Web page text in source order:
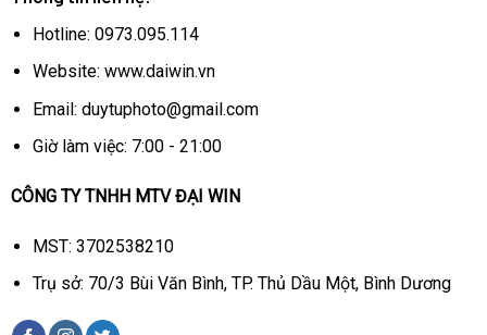
Hotline: 0973.095.114
Website: www.daiwin.vn
Email: duytuphoto@gmail.com
Giờ làm việc: 7:00 - 21:00
CÔNG TY TNHH MTV ĐẠI WIN
MST: 3702538210
Trụ sở: 70/3 Bùi Văn Bình, TP. Thủ Dầu Một, Bình Dương